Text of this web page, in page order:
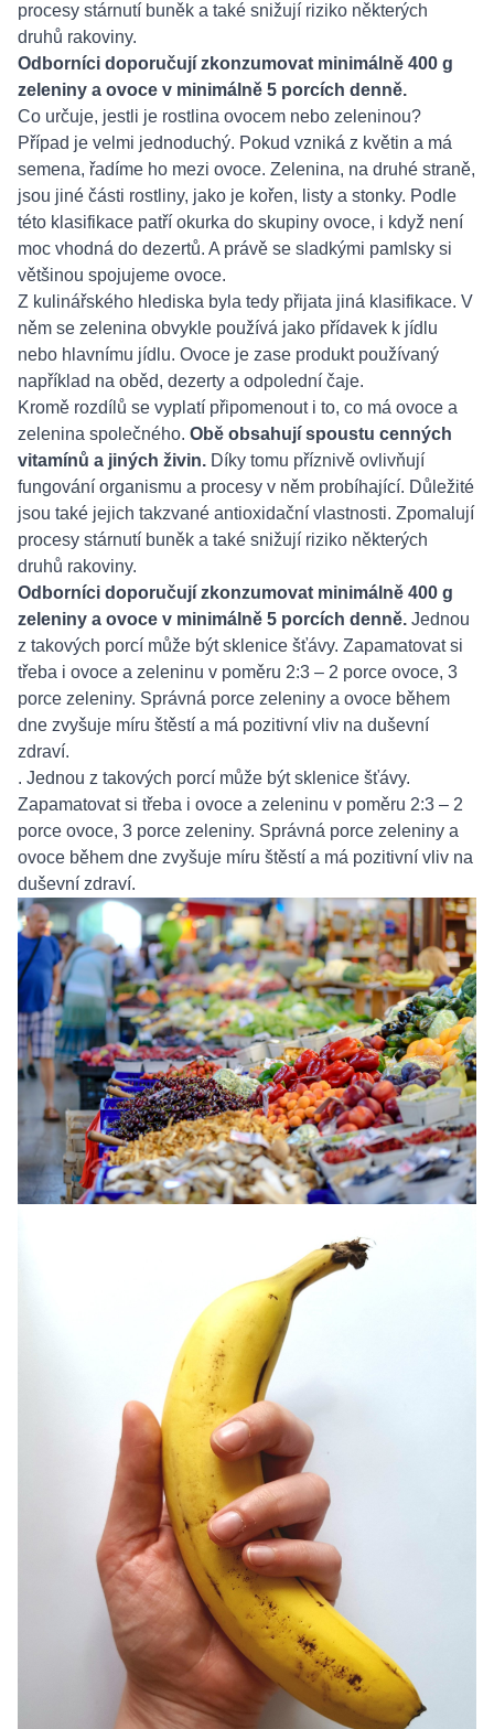
procesy stárnutí buněk a také snižují riziko některých
druhů rakoviny.
Odborníci doporučují zkonzumovat minimálně 400 g
zeleniny a ovoce v minimálně 5 porcích denně.
Co určuje, jestli je rostlina ovocem nebo zeleninou?
Případ je velmi jednoduchý. Pokud vzniká z květin a má
semena, řadíme ho mezi ovoce. Zelenina, na druhé straně,
jsou jiné části rostliny, jako je kořen, listy a stonky. Podle
této klasifikace patří okurka do skupiny ovoce, i když není
moc vhodná do dezertů. A právě se sladkými pamlsky si
většinou spojujeme ovoce.
Z kulinářského hlediska byla tedy přijata jiná klasifikace. V
něm se zelenina obvykle používá jako přídavek k jídlu
nebo hlavnímu jídlu. Ovoce je zase produkt používaný
například na oběd, dezerty a odpolední čaje.
Kromě rozdílů se vyplatí připomenout i to, co má ovoce a
zelenina společného. Obě obsahují spoustu cenných
vitamínů a jiných živin. Díky tomu příznivě ovlivňují
fungování organismu a procesy v něm probíhající. Důležité
jsou také jejich takzvané antioxidační vlastnosti. Zpomalují
procesy stárnutí buněk a také snižují riziko některých
druhů rakoviny.
Odborníci doporučují zkonzumovat minimálně 400 g
zeleniny a ovoce v minimálně 5 porcích denně. Jednou
z takových porcí může být sklenice šťávy. Zapamatovat si
třeba i ovoce a zeleninu v poměru 2:3 – 2 porce ovoce, 3
porce zeleniny. Správná porce zeleniny a ovoce během
dne zvyšuje míru štěstí a má pozitivní vliv na duševní
zdraví.
. Jednou z takových porcí může být sklenice šťávy.
Zapamatovat si třeba i ovoce a zeleninu v poměru 2:3 – 2
porce ovoce, 3 porce zeleniny. Správná porce zeleniny a
ovoce během dne zvyšuje míru štěstí a má pozitivní vliv na
duševní zdraví.